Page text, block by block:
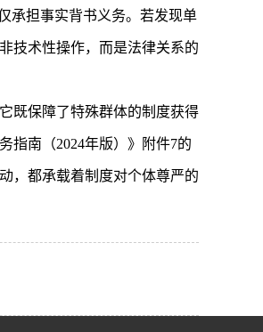
承担事实背书义务。若发现单
技术性操作，而是法律关系的
既保障了特殊群体的制度获得
指南（2024年版）》附件7的
，都承载着制度对个体尊严的